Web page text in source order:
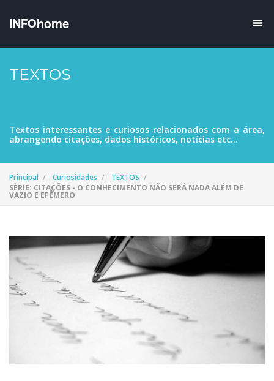
TEXTOS
Textos interessantes e curiosos relacionados com a área,
abrangendo citações, dados históricos, notícias etc...
Principal Curiosidades
TEXTOS
SÈRIE: CITAÇÕES - O CONHECIMENTO NÃO SERÁ NADA ALÉM DE
VAZIO E EFÊMERO